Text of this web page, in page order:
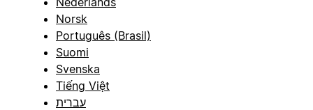
Norsk
Português (Brasil)
Suomi
Svenska
Tiếng Việt
עברית